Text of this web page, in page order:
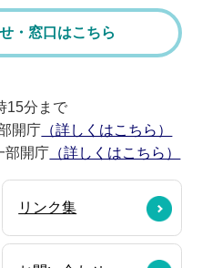
・窓口はこちら
15分まで
開庁 （詳しくはこちら）
部開庁 （詳しくはこちら）
リンク集